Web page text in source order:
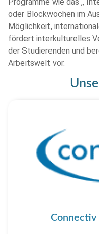
oder Blockwochen im
Möglichkeit,
fördert interkulturelles
der Studierenden und
Arbeitswelt vor.
Connectiv